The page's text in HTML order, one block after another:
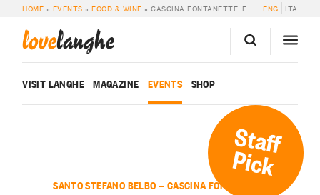
HOME » EVENTS »FOOD & WINE »CASCINA FONTANETTE: FESTA & VENDEMMIA DIDATTICA ENG ITA
lovelanghe
VISIT LANGHE MAGAZINE EVENTS SHOP
Staff
Pick
SANTO STEFANO BELBO — CASCINA FONTANETTE